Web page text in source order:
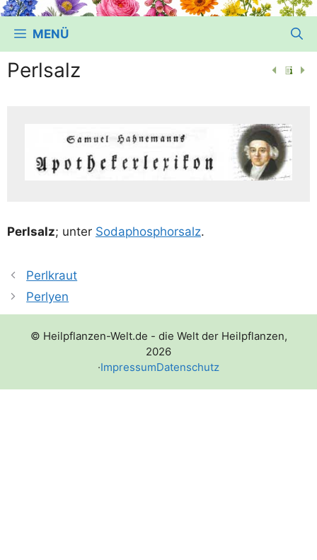
MENÜ
Perlsalz
Perl­salz; unter Soda­phos­phor­salz.
Perlkraut
Perlyen
© Heilpflanzen-Welt.de - die Welt der Heilpflanzen,
2026
·ImpressumDatenschutz